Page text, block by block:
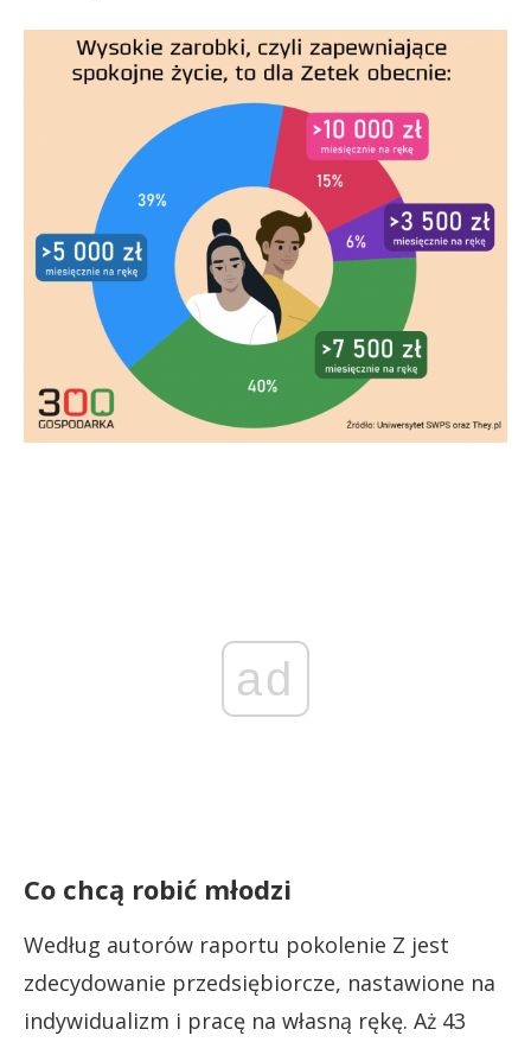
ad
Co chcą robić młodzi
Według autorów raportu pokolenie Z jest
zdecydowanie przedsiębiorcze, nastawione na
indywidualizm i pracę na własną rękę. Aż 43